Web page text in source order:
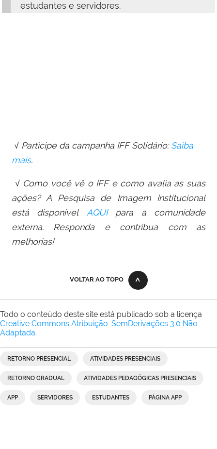
estudantes e servidores.
√ Participe da campanha IFF Solidário:Saiba
mais.
√ Como você vê o IFF e como avalia as suas
ações? A Pesquisa de Imagem Institucional
está disponível AQUI para a comunidade
externa. Responda e contribua com as
melhorias!
VOLTAR AO TOPO
Todo o conteúdo deste site está publicado sob a licença
Creative Commons Atribuição-SemDerivações 3.0 Não
Adaptada.
RETORNO PRESENCIAL ATIVIDADES PRESENCIAIS
RETORNO GRADUAL ATIVIDADES PEDAGÓGICAS PRESENCIAIS
APP SERVIDORES ESTUDANTES PÁGINA APP